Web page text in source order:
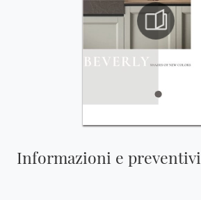
Informazioni e preventivi